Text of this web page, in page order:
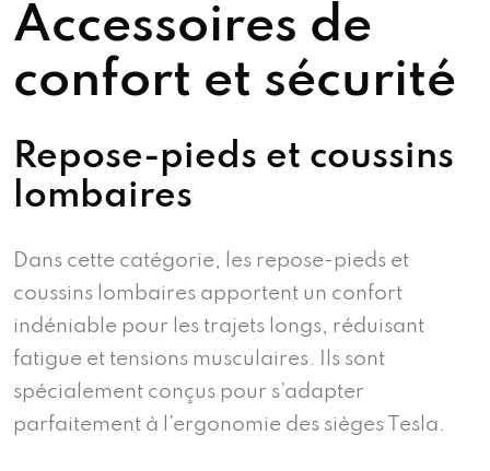
Accessoires de
confort et sécurité
Repose-pieds et coussins
lombaires
Dans cette catégorie, les repose-pieds et
coussins lombaires apportent un confort
indéniable pour les trajets longs, réduisant
fatigue et tensions musculaires. Ils sont
spécialement conçus pour s’adapter
parfaitement à l’ergonomie des sièges Tesla.